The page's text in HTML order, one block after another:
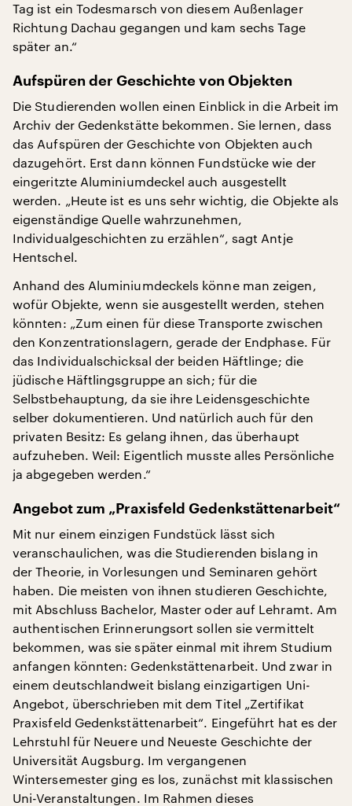
Tag ist ein Todesmarsch von diesem Außenlager
Richtung Dachau gegangen und kam sechs Tage
später an.“
Aufspüren der Geschichte von Objekten
Die Studierenden wollen einen Einblick in die Arbeit im
Archiv der Gedenkstätte bekommen. Sie lernen, dass
das Aufspüren der Geschichte von Objekten auch
dazugehört. Erst dann können Fundstücke wie der
eingeritzte Aluminiumdeckel auch ausgestellt
werden. „Heute ist es uns sehr wichtig, die Objekte als
eigenständige Quelle wahrzunehmen,
Individualgeschichten zu erzählen“, sagt Antje
Hentschel.
Anhand des Aluminiumdeckels könne man zeigen,
wofür Objekte, wenn sie ausgestellt werden, stehen
könnten: „Zum einen für diese Transporte zwischen
den Konzentrationslagern, gerade der Endphase. Für
das Individualschicksal der beiden Häftlinge; die
jüdische Häftlingsgruppe an sich; für die
Selbstbehauptung, da sie ihre Leidensgeschichte
selber dokumentieren. Und natürlich auch für den
privaten Besitz: Es gelang ihnen, das überhaupt
aufzuheben. Weil: Eigentlich musste alles Persönliche
ja abgegeben werden.“
Angebot zum „Praxisfeld Gedenkstättenarbeit“
Mit nur einem einzigen Fundstück lässt sich
veranschaulichen, was die Studierenden bislang in
der Theorie, in Vorlesungen und Seminaren gehört
haben. Die meisten von ihnen studieren Geschichte,
mit Abschluss Bachelor, Master oder auf Lehramt. Am
authentischen Erinnerungsort sollen sie vermittelt
bekommen, was sie später einmal mit ihrem Studium
anfangen könnten: Gedenkstättenarbeit. Und zwar in
einem deutschlandweit bislang einzigartigen Uni-
Angebot, überschrieben mit dem Titel „Zertifikat
Praxisfeld Gedenkstättenarbeit“. Eingeführt hat es der
Lehrstuhl für Neuere und Neueste Geschichte der
Universität Augsburg. Im vergangenen
Wintersemester ging es los, zunächst mit klassischen
Uni-Veranstaltungen. Im Rahmen dieses